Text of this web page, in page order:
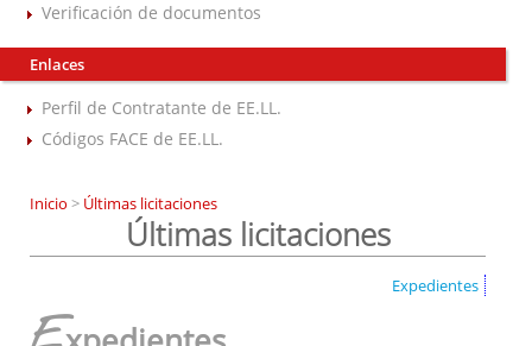
Verificación de documentos
Enlaces
Perfil de Contratante de EE.LL.
Códigos FACE de EE.LL.
Inicio > Últimas licitaciones
Últimas licitaciones
Expedientes